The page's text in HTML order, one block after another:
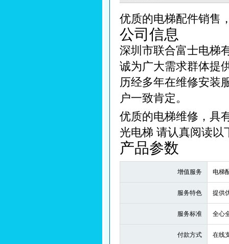
优质的电梯配件销售
公司信息
深圳市联合富士电梯
诚为广大需求群体提
历经多年在维修安装
户一致肯定。
优质的电梯维修，具
光电梯 请认真阅读以
产品参数
增值服务 电梯
服务特色 提供
服务标准 全心
付款方式 在线